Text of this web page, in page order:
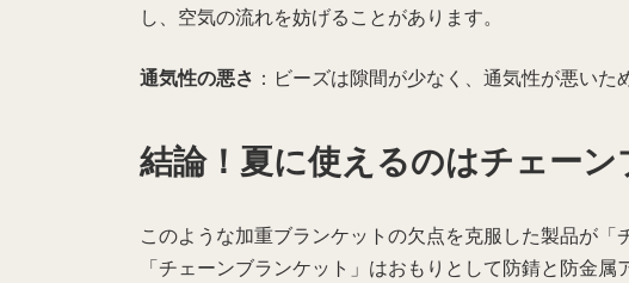
し、空気の流れを妨げることがあります。
通気性の悪さ ：ビーズは隙間が少なく、通気性が悪いた
結論！夏に使えるのはチェーン
このような加重ブランケットの欠点を克服した製品が「
「チェーンブランケット」はおもりとして防錆と防金